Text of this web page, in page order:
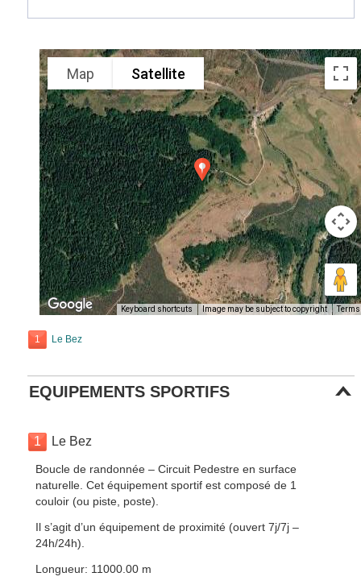
Map Satellite
Keyboard shortcuts Image may be subject to copyright Terms
1 Le Bez
EQUIPEMENTS SPORTIFS
1 Le Bez
Boucle de randonnée – Circuit Pedestre en surface
naturelle. Cet équipement sportif est composé de 1
couloir (ou piste, poste).
Il s’agit d’un équipement de proximité (ouvert 7j/7j –
24h/24h).
Longueur: 11000.00 m